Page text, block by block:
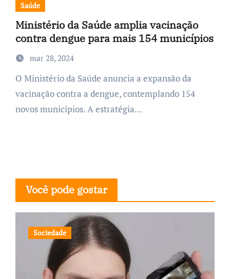
Saúde
Ministério da Saúde amplia vacinação
contra dengue para mais 154 municípios
mar 28, 2024
O Ministério da Saúde anuncia a expansão da
vacinação contra a dengue, contemplando 154
novos municípios. A estratégia…
Você pode gostar
Sociedade